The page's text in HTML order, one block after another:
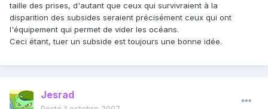
taille des prises, d'autant que ceux qui survivraient à la
disparition des subsides seraient précisément ceux qui ont
l'équipement qui permet de vider les océans.
Ceci étant, tuer un subside est toujours une bonne idée.
Jesrad